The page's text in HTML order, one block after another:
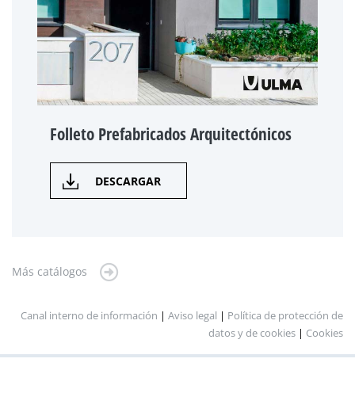
Folleto Prefabricados Arquitectónicos
DESCARGAR
Más catálogos
Canal interno de información | Aviso legal | Política de protección de
datos y de cookies | Cookies